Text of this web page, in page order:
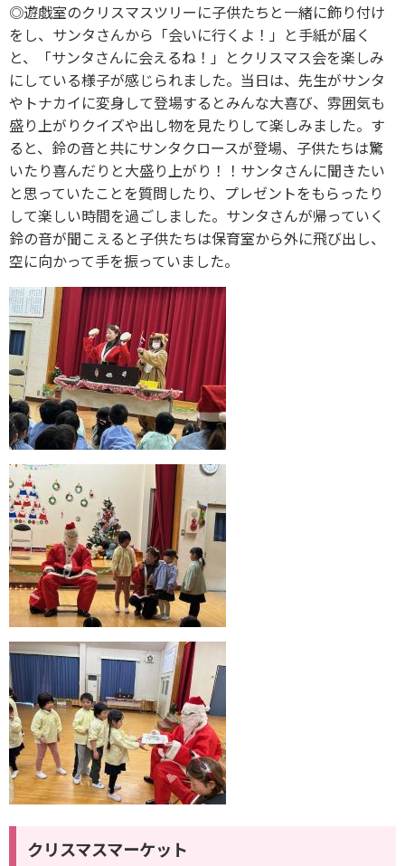
◎遊戯室のクリスマスツリーに子供たちと一緒に飾り付け
をし、サンタさんから「会いに行くよ！」と手紙が届く
と、「サンタさんに会えるね！」とクリスマス会を楽しみ
にしている様子が感じられました。当日は、先生がサンタ
やトナカイに変身して登場するとみんな大喜び、雰囲気も
盛り上がりクイズや出し物を見たりして楽しみました。す
ると、鈴の音と共にサンタクロースが登場、子供たちは驚
いたり喜んだりと大盛り上がり！！サンタさんに聞きたい
と思っていたことを質問したり、プレゼントをもらったり
して楽しい時間を過ごしました。サンタさんが帰っていく
鈴の音が聞こえると子供たちは保育室から外に飛び出し、
空に向かって手を振っていました。
クリスマスマーケット